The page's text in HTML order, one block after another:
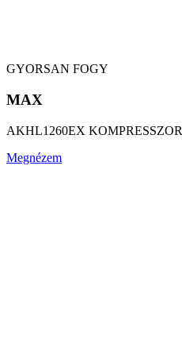
GYORSAN FOGY
MAX
AKHL1260EX KOMPRESSZOR
Megnézem